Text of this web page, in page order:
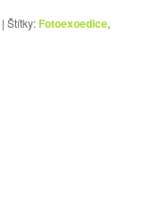
|Štítky:Fotoexoedice,